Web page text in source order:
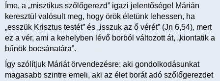
Íme, a „misztikus szőlőgerezd” igazi jelentősége! Márián
keresztül valósult meg, hogy örök életünk lehessen, ha
„esszük Krisztus testét” és „isszuk az ő vérét” (Jn 6,54), mert
ez a vér, ami a kehelyben lévő borból változott át, „kiontatik a
bűnök bocsánatára”.
Így szólítjuk Máriát örvendezésre: aki gondolkodásunkat
magasabb szintre emeli, aki az élet borát adó szőlőgerezdet